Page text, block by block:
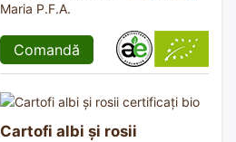
Maria P.F.A.
Comandă
Cartofi albi și rosii